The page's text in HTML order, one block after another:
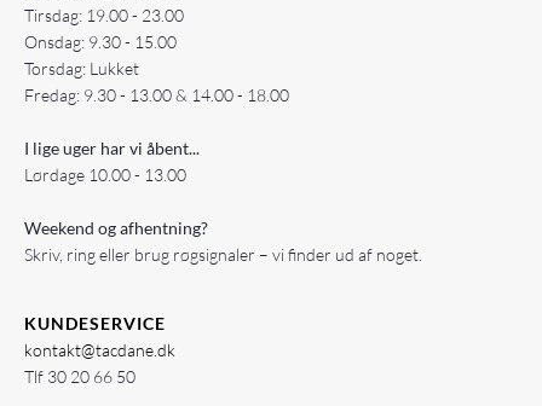
Tirsdag: 19.00 - 23.00
Onsdag: 9.30 - 15.00
Torsdag: Lukket
Fredag: 9.30 - 13.00 & 14.00 - 18.00
I lige uger har vi åbent...
Lørdage 10.00 - 13.00
Weekend og afhentning?
Skriv, ring eller brug røgsignaler – vi finder ud af noget.
KUNDESERVICE
kontakt@tacdane.dk
Tlf 30 20 66 50